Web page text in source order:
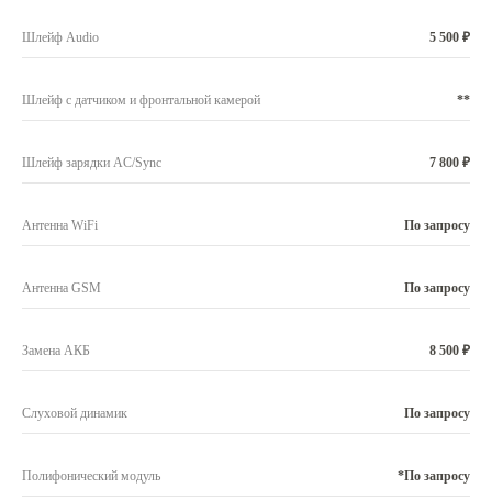
Шлейф Audio 5 500 ₽
Шлейф с датчиком и фронтальной камерой **
Шлейф зарядки AC/Sync 7 800 ₽
Антенна WiFi По запросу
Антенна GSM По запросу
Замена АКБ 8 500 ₽
Слуховой динамик По запросу
Полифонический модуль *По запросу